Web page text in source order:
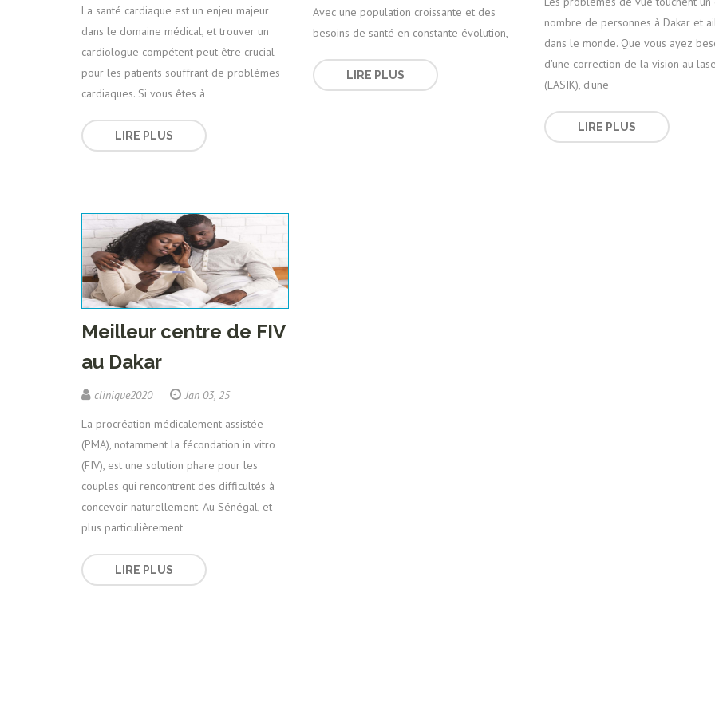
La santé cardiaque est un enjeu majeur
dans le domaine médical, et trouver un
cardiologue compétent peut être crucial
pour les patients souffrant de problèmes
cardiaques. Si vous êtes à
LIRE PLUS
Avec une population croissante et des
besoins de santé en constante évolution,
LIRE PLUS
nombre de personnes à Dakar et
dans le monde. Que vous ayez
d'une correction de la vision au
(LASIK), d'une
LIRE PLUS
Meilleur centre de FIV
au Dakar
clinique2020
Jan 03, 25
La procréation médicalement assistée
(PMA), notamment la fécondation in vitro
(FIV), est une solution phare pour les
couples qui rencontrent des difficultés à
concevoir naturellement. Au Sénégal, et
plus particulièrement
LIRE PLUS